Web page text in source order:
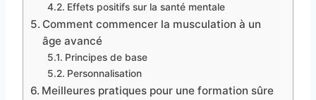
Effets positifs sur la santé mentale
Comment commencer la musculation à un
âge avancé
Principes de base
Personnalisation
Meilleures pratiques pour une formation sûre